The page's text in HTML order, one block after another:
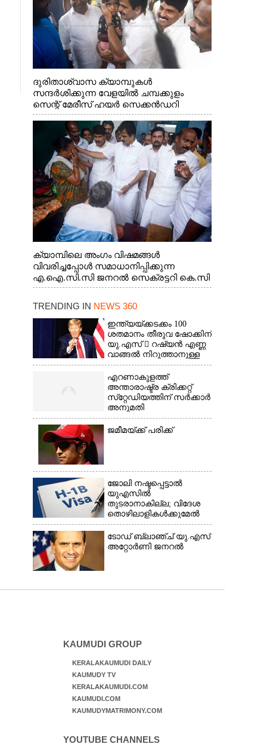
ദുരിതാശ്വാസ ക്യാമ്പുകൾ
സന്ദർശിക്കുന്ന വേളയിൽ ചമ്പക്കുളം
സെന്റ് മേരീസ് ഹയർ സെക്കൻഡറി
സ്കൂളിലെ ക്യാമ്പിലെത്തിയ എ.ഐ.സി.സി
ജനറൽ സെക്രട്ടറി കെ.സി
വേണുഗോപാൽ എം.പി കുരുന്നിനെ
എടുത്ത് ലാളിച്ചപ്പോൾ. സഹകരണ-
എക്സൈസ് വകുപ്പ് മന്ത്രി എം. ലിജു,
കൃഷിവകുപ്പ് മന്ത്രി ടി. സിദ്ദിഖ്, റെജി
ചെറിയാൻ എം. എൽ. എ എന്നിവർ സമീപം
ക്യാമ്പിലെ അംഗം വിഷമങ്ങൾ
വിവരിച്ചപ്പോൾ സമാധാനിപ്പിക്കുന്ന
എ.ഐ.സി.സി ജനറൽ സെക്രട്ടറി കെ.സി
വേണുഗോപാൽ എം.പി. സഹകരണ-
എന്നിവർ
TRENDING IN NEWS 360
ഇന്ത്യയ്ക്കടക്കം 100
ശതമാനം തീരുവ ഷോക്കിന്
യു.എസ്  റഷ്യൻ എണ്ണ
വാങ്ങൽ നിറുത്താനുള്ള
സമ്മർദ്ദം
എറണാകുളത്ത്
അന്താരാഷ്ട്ര ക്രിക്കറ്റ്
സ്‌റ്റേഡിയത്തിന് സർക്കാർ
അനുമതി
ജമീമയ്ക്ക് പരിക്ക്
ജോലി നഷ്ടപ്പെട്ടാൽ
യുഎസിൽ
തുടരാനാകില്ല; വിദേശ
തൊഴിലാളികൾക്കുമേൽ
കടുത്ത
നിയന്ത്രണവുമായി ട്രംപ്‌
ടോഡ് ബ്ലാഞ്ച് യു.എസ്
അറ്റോർണി ജനറൽ
KAUMUDI GROUP
KERALAKAUMUDI DAILY
KAUMUDY TV
KERALAKAUMUDI.COM
KAUMUDI.COM
KAUMUDYMATRIMONY.COM
YOUTUBE CHANNELS